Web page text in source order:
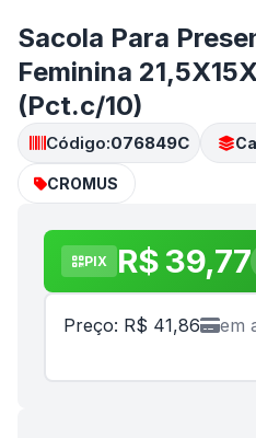
Sacola Para
Feminina
(Pct.c/10)
Código:076849C
CROMUS
PIX R$ 39,77
Preço: R$ 41,86 em